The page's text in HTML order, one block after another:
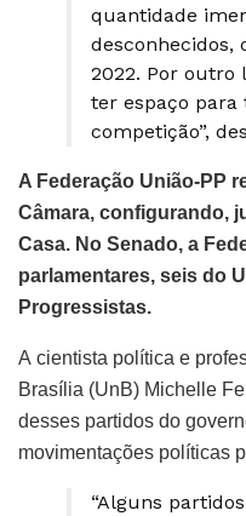
quantidade
desconhecidos,
2022. Por outro
ter espaço para
competição”,
A Federação União-PP
Câmara, configurando,
Casa. No Senado, a
parlamentares, seis do
Progressistas.
A cientista política e
Brasília (UnB) Michelle
desses partidos do
movimentações políticas
“Alguns